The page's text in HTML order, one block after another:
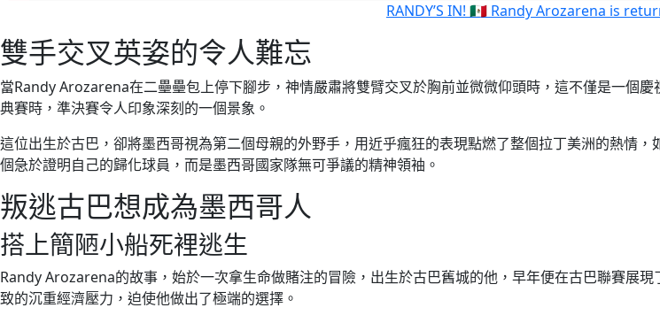
RANDY’S IN! 🇲🇽 Randy Arozarena is
雙手交叉英姿的令人難忘
當Randy Arozarena在二壘壘包上停下腳步，神情嚴肅將雙臂交叉於胸前並微微仰頭時，這不僅是一個
典賽時，準決賽令人印象深刻的一個景象。
這位出生於古巴，卻將墨西哥視為第二個母親的外野手，用近乎瘋狂的表現點燃了整個拉丁美洲的熱情
個急於證明自己的歸化球員，而是墨西哥國家隊無可爭議的精神領袖。
叛逃古巴想成為墨西哥人
搭上簡陋小船死裡逃生
Randy Arozarena的故事，始於一次拿生命做賭注的冒險，出生於古巴舊城的他，早年便在古巴聯賽展
致的沉重經濟壓力，迫使他做出了極端的選擇。